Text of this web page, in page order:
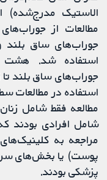
الاستیک مدرج‌شده)
مطالعات از
جوراب‌های ساق بلند
استفاده شد. هشت
جوراب‌های ساق بلند تا
استفاده در مطالعات
مطالعه فقط شامل
شامل افرادی بودند
مراجعه به
پوست) یا بخش‌های
پزشکی بودند.